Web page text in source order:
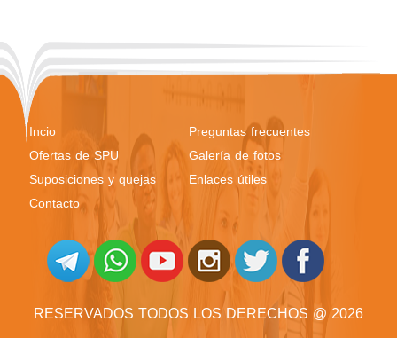
Incio
Preguntas frecuentes
Ofertas de SPU
Galería de fotos
Suposiciones y quejas
Enlaces útiles
Contacto
RESERVADOS TODOS LOS DERECHOS @ 2026